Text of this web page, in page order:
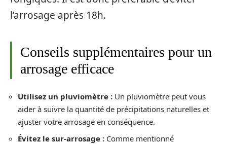
l’arrosage après 18h.
Conseils supplémentaires pour un
arrosage efficace
Utilisez un pluviomètre : Un pluviomètre peut vous
aider à suivre la quantité de précipitations naturelles et
ajuster votre arrosage en conséquence.
Évitez le sur-arrosage : Comme mentionné